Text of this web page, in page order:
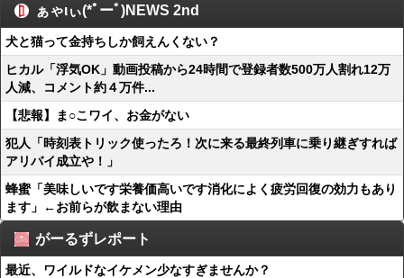
ぁゃιぃ(*ﾟーﾟ)NEWS 2nd
犬と猫って金持ちしか飼えんくない？
ヒカル「浮気OK」動画投稿から24時間で登録者数500万人割れ12万
人減、コメント約４万件...
【悲報】ま○こワイ、お金がない
犯人「時刻表トリック使ったろ！次に来る最終列車に乗り継ぎすれば
アリバイ成立や！」
蜂蜜「美味しいです栄養価高いです消化によく疲労回復の効力もあり
ます」←お前らが飲まない理由
がーるずレポート
最近、ワイルドなイケメン少なすぎませんか？